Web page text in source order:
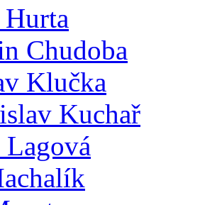
Hurta
Chudoba
Klučka
Kuchař
Lagová